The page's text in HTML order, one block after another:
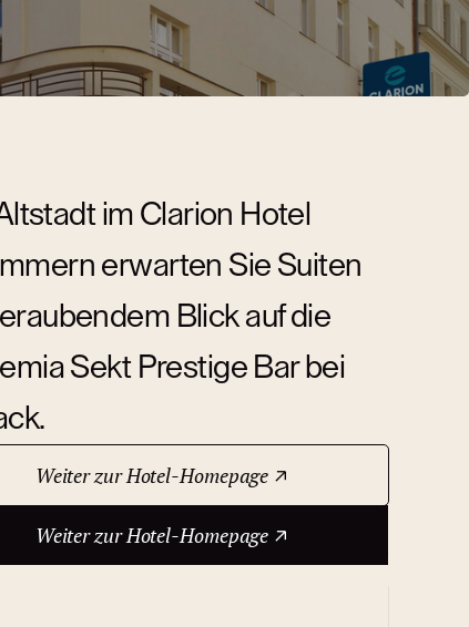
im Clarion Hotel
erwarten Sie Suiten
Blick auf die
Sekt Prestige Bar bei
Weiter zur Hotel-Homepage
Weiter zur Hotel-Homepage